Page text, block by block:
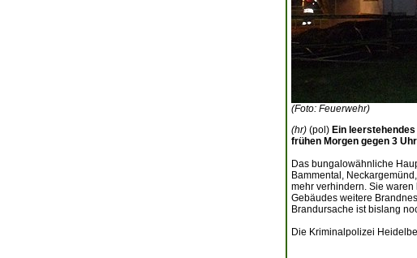
(Foto: Feuerwehr)
(hr) (pol) Ein
frühen Morgen gegen 3
Das bungalowähnliche
Bammental,
mehr verhindern. Sie waren
Gebäudes weitere
Brandursache ist bislang
Die Kriminalpolizei